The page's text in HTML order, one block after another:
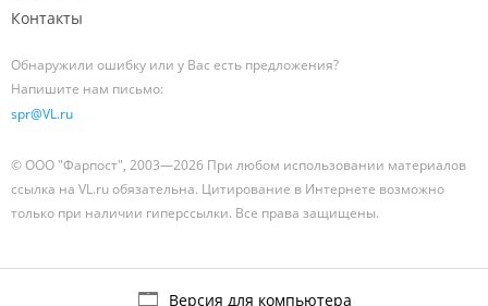
Контакты
Обнаружили ошибку или у Вас есть предложения?
Напишите нам письмо:
spr@VL.ru
© ООО "Фарпост", 2003—2026 При любом использовании материалов
ссылка на VL.ru обязательна. Цитирование в Интернете возможно
только при наличии гиперссылки. Все права защищены.
Версия для компьютера